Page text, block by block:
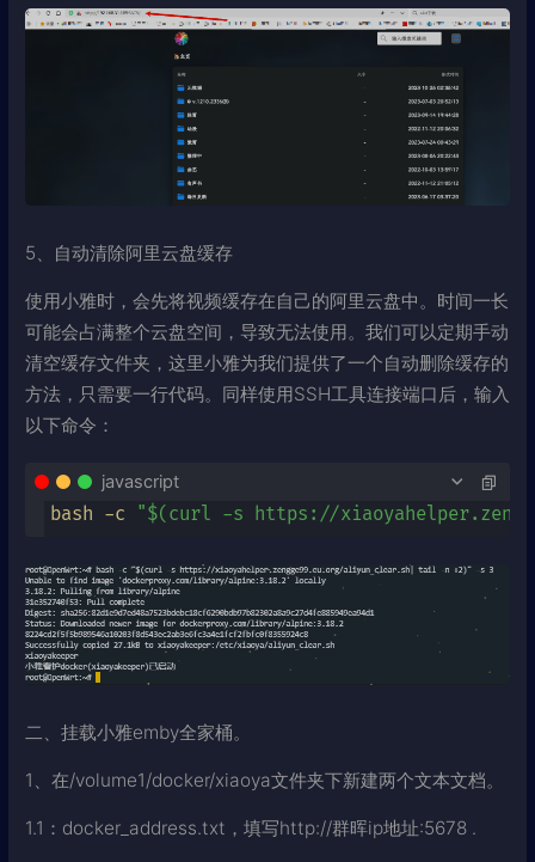
5、自动清除阿里云盘缓存
使用小雅时，会先将视频缓存在自己的阿里云盘中。时间一长
可能会占满整个云盘空间，导致无法使用。我们可以定期手动
清空缓存文件夹，这里小雅为我们提供了一个自动删除缓存的
方法，只需要一行代码。同样使用SSH工具连接端口后，输入
以下命令：
javascript
bash -c "$(curl -s https://
二、挂载小雅emby全家桶。
1、在/volume1/docker/xiaoya文件夹下新建两个文本文档。
1.1：docker_address.txt，填写http://群晖ip地址:5678 .